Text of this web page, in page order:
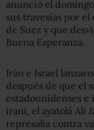
anunció el
sus travesías por
de Suez y que
Buena Esperanza.
Irán e Israel
después de que el
estadounidenses e
iraní, el ayatolá Alí
represalia contra